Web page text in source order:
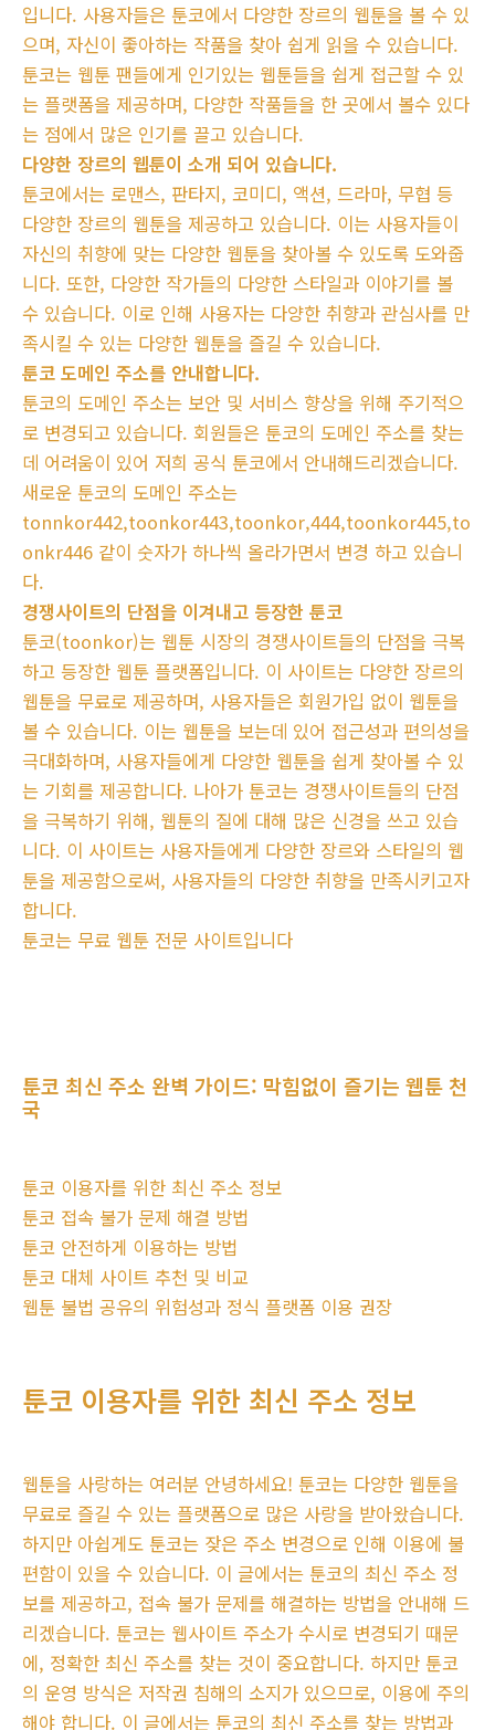
입니다. 사용자들은 툰코에서 다양한 장르의 웹툰을 볼 수 있
으며, 자신이 좋아하는 작품을 찾아 쉽게 읽을 수 있습니다.
툰코는 웹툰 팬들에게 인기있는 웹툰들을 쉽게 접근할 수 있
는 플랫폼을 제공하며, 다양한 작품들을 한 곳에서 볼수 있다
는 점에서 많은 인기를 끌고 있습니다.
다양한 장르의 웹툰이 소개 되어 있습니다.
툰코에서는 로맨스, 판타지, 코미디, 액션, 드라마, 무협 등
다양한 장르의 웹툰을 제공하고 있습니다. 이는 사용자들이
자신의 취향에 맞는 다양한 웹툰을 찾아볼 수 있도록 도와줍
니다. 또한, 다양한 작가들의 다양한 스타일과 이야기를 볼
수 있습니다. 이로 인해 사용자는 다양한 취향과 관심사를 만
족시킬 수 있는 다양한 웹툰을 즐길 수 있습니다.
툰코 도메인 주소를 안내합니다.
툰코의 도메인 주소는 보안 및 서비스 향상을 위해 주기적으
로 변경되고 있습니다. 회원들은 툰코의 도메인 주소를 찾는
데 어려움이 있어 저희 공식 툰코에서 안내해드리겠습니다.
새로운 툰코의 도메인 주소는
tonnkor442,toonkor443,toonkor,444,toonkor445,to
onkr446 같이 숫자가 하나씩 올라가면서 변경 하고 있습니
다.
경쟁사이트의 단점을 이겨내고 등장한 툰코
툰코(toonkor)는 웹툰 시장의 경쟁사이트들의 단점을 극복
하고 등장한 웹툰 플랫폼입니다. 이 사이트는 다양한 장르의
웹툰을 무료로 제공하며, 사용자들은 회원가입 없이 웹툰을
볼 수 있습니다. 이는 웹툰을 보는데 있어 접근성과 편의성을
극대화하며, 사용자들에게 다양한 웹툰을 쉽게 찾아볼 수 있
는 기회를 제공합니다. 나아가 툰코는 경쟁사이트들의 단점
을 극복하기 위해, 웹툰의 질에 대해 많은 신경을 쓰고 있습
니다. 이 사이트는 사용자들에게 다양한 장르와 스타일의 웹
툰을 제공함으로써, 사용자들의 다양한 취향을 만족시키고자
합니다.
툰코는 무료 웹툰 전문 사이트입니다
툰코 최신 주소 완벽 가이드: 막힘없이 즐기는 웹툰 천
국
툰코 이용자를 위한 최신 주소 정보
툰코 접속 불가 문제 해결 방법
툰코 안전하게 이용하는 방법
툰코 대체 사이트 추천 및 비교
웹툰 불법 공유의 위험성과 정식 플랫폼 이용 권장
툰코 이용자를 위한 최신 주소 정보
웹툰을 사랑하는 여러분 안녕하세요! 툰코는 다양한 웹툰을
무료로 즐길 수 있는 플랫폼으로 많은 사랑을 받아왔습니다.
하지만 아쉽게도 툰코는 잦은 주소 변경으로 인해 이용에 불
편함이 있을 수 있습니다. 이 글에서는 툰코의 최신 주소 정
보를 제공하고, 접속 불가 문제를 해결하는 방법을 안내해 드
리겠습니다. 툰코는 웹사이트 주소가 수시로 변경되기 때문
에, 정확한 최신 주소를 찾는 것이 중요합니다. 하지만 툰코
의 운영 방식은 저작권 침해의 소지가 있으므로, 이용에 주의
해야 합니다. 이 글에서는 툰코의 최신 주소를 찾는 방법과